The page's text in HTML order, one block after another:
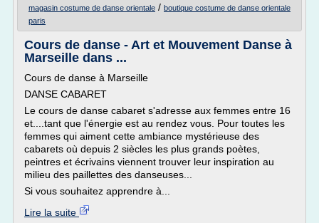
magasin costume de danse orientale / boutique costume de danse orientale
paris
Cours de danse - Art et Mouvement Danse à
Marseille dans ...
Cours de danse à Marseille
DANSE CABARET
Le cours de danse cabaret s'adresse aux femmes entre 16
et....tant que l'énergie est au rendez vous. Pour toutes les
femmes qui aiment cette ambiance mystérieuse des
cabarets où depuis 2 siècles les plus grands poètes,
peintres et écrivains viennent trouver leur inspiration au
milieu des paillettes des danseuses...
Si vous souhaitez apprendre à...
Lire la suite